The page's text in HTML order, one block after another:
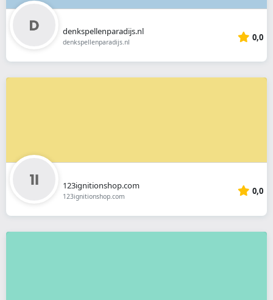
denkspellenparadijs.nl
denkspellenparadijs.nl 0,0
123ignitionshop.com
123ignitionshop.com 0,0